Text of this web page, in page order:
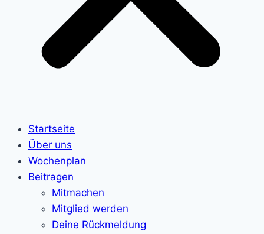
Startseite
Über uns
Wochenplan
Beitragen
Mitmachen
Mitglied werden
Deine Rückmeldung